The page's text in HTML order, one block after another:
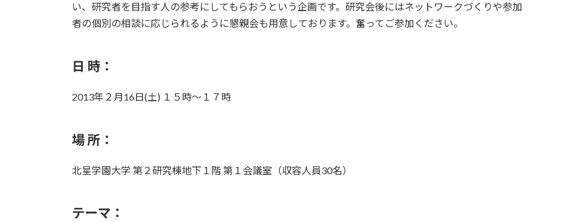
い、研究者を目指す人の参考にしてもらおうという企画です。研究会後にはネットワークづくりや参加
者の個別の相談に応じられるように懇親会も用意しております。奮ってご参加ください。
日 時：
2013年２月16日(土) １５時～１７時
場 所：
北星学園大学 第２研究棟地下１階 第１会議室（収容人員30名）
テーマ：